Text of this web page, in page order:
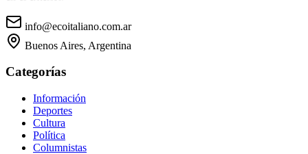
info@ecoitaliano.com.ar
Buenos Aires, Argentina
Categorías
Información
Deportes
Cultura
Política
Columnistas